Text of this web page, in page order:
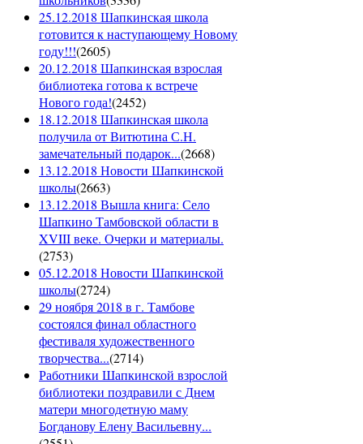
25.12.2018 Шапкинская школа
готовится к наступающему Новому
году!!!(2605)
20.12.2018 Шапкинская взрослая
библиотека готова к встрече
Нового года!(2452)
18.12.2018 Шапкинская школа
получила от Витютина С.Н.
замечательный подарок...(2668)
13.12.2018 Новости Шапкинской
школы(2663)
13.12.2018 Вышла книга: Село
Шапкино Тамбовской области в
XVIII веке. Очерки и материалы.
(2753)
05.12.2018 Новости Шапкинской
школы(2724)
29 ноября 2018 в г. Тамбове
состоялся финал областного
фестиваля художественного
творчества...(2714)
Работники Шапкинской взрослой
библиотеки поздравили с Днем
матери многодетную маму
Богданову Елену Васильевну...